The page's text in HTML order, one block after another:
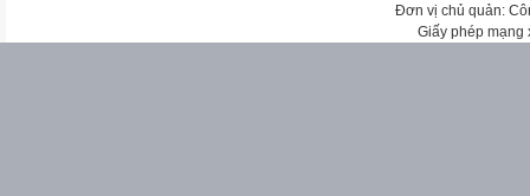
Đơn vị chủ quản:
Giấy phép mạng